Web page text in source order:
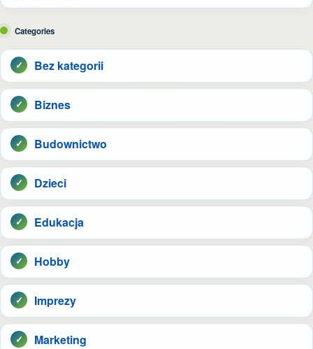
Categories
Bez kategorii
Biznes
Budownictwo
Dzieci
Edukacja
Hobby
Imprezy
Marketing